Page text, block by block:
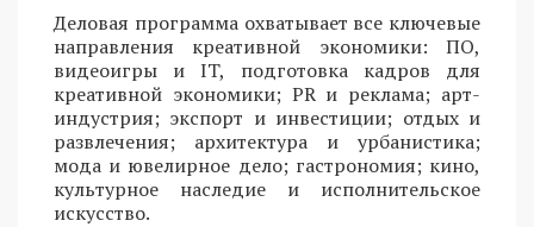
Деловая программа охватывает все ключевые
направления креативной экономики: ПО,
видеоигры и IT, подготовка кадров для
креативной экономики; PR и реклама; арт-
индустрия; экспорт и инвестиции; отдых и
развлечения; архитектура и урбанистика;
мода и ювелирное дело; гастрономия; кино,
культурное наследие и исполнительское
искусство.